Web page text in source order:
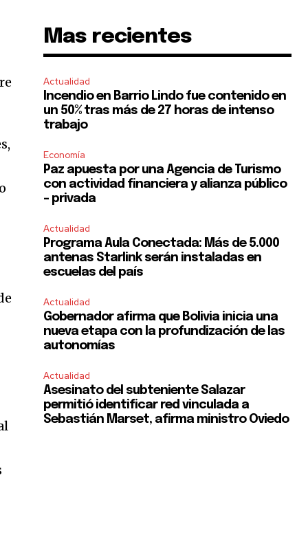
Mas recientes
Actualidad
Incendio en Barrio Lindo fue contenido en
un 50% tras más de 27 horas de intenso
trabajo
Economía
Paz apuesta por una Agencia de Turismo
con actividad financiera y alianza público
– privada
Actualidad
Programa Aula Conectada: Más de 5.000
antenas Starlink serán instaladas en
escuelas del país
Actualidad
Gobernador afirma que Bolivia inicia una
nueva etapa con la profundización de las
autonomías
Actualidad
Asesinato del subteniente Salazar
permitió identificar red vinculada a
Sebastián Marset, afirma ministro Oviedo